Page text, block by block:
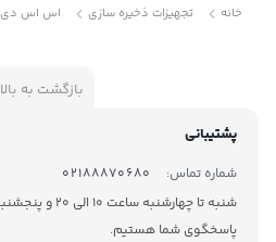
خانه تجهیزات ذخیره سازی اس اس دی
بازگشت به بالا
پشتیبانی
شماره تماس:
02188870680
پاسخگوی شما هستیم.